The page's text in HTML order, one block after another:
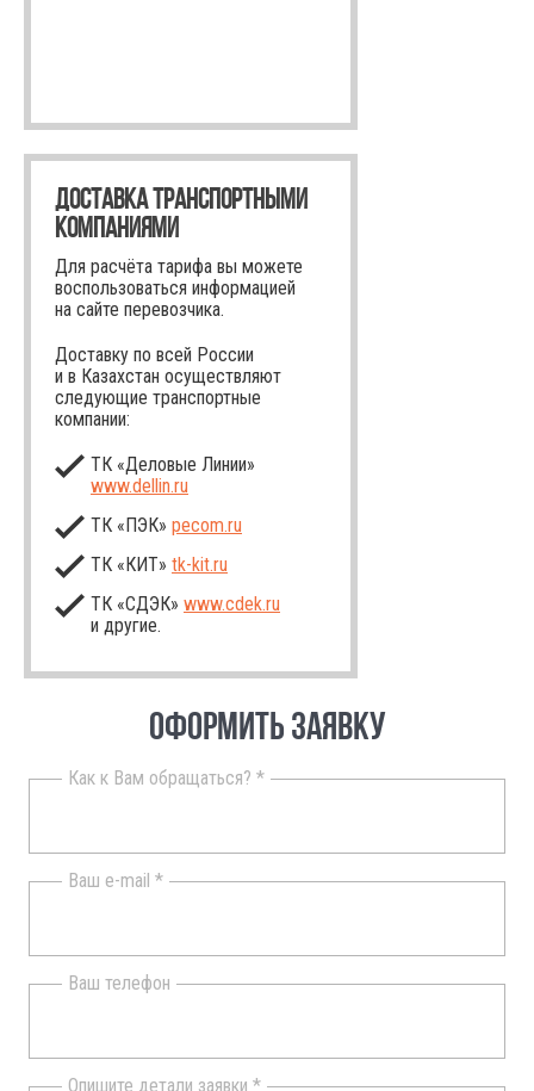
ДОСТАВКА ТРАНСПОРТНЫМИ
КОМПАНИЯМИ
Для расчёта тарифа вы можете
воспользоваться информацией
на сайте перевозчика.
Доставку по всей России
и в Казахстан осуществляют
следующие транспортные
компании:
ТК «Деловые Линии»
www.dellin.ru
ТК «ПЭК» pecom.ru
ТК «КИТ» tk-kit.ru
ТК «СДЭК» www.cdek.ru
и другие.
ОФОРМИТЬ ЗАЯВКУ
Как к Вам обращаться? *
Ваш e-mail *
Ваш телефон
Опишите детали заявки *